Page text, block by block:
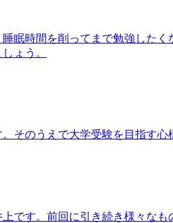
眠時間を削ってまで勉強した
ょう。
そのうえで大学受験を目指す心
です。前回に引き続き様々な